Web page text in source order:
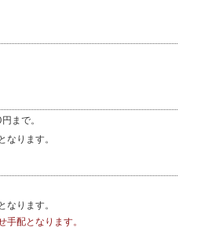
まで。
なります。
なります。
手配となります。